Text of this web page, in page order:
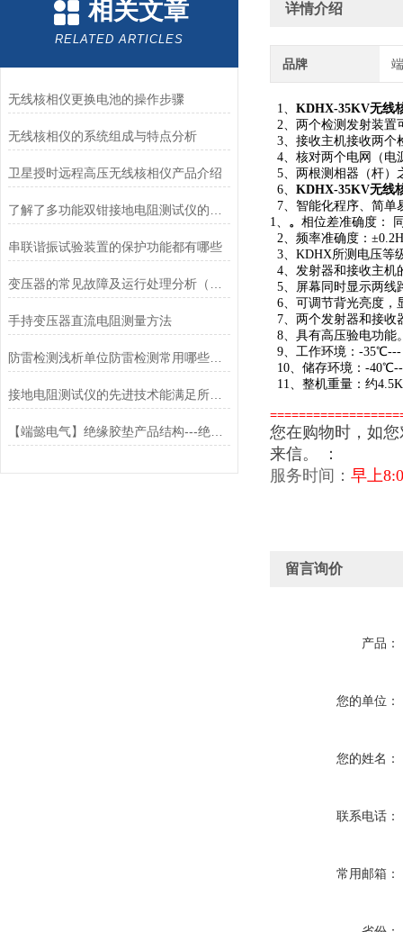
相关文章
RELATED ARTICLES
无线核相仪更换电池的操作步骤
无线核相仪的系统组成与特点分析
卫星授时远程高压无线核相仪产品介绍
串联谐振试验装置的保护功能都有哪些
手持变压器直流电阻测量方法
防雷检测浅析单位防雷检测常用哪些防护方式
接地电阻测试仪的先进技术能满足所有接地测量的要求
详情介绍
品牌
1、 KDHX-35KV无线
2、两个检测发射装置
3、接收主机接收两个
4、核对两个电网（电
5、两根测相器（杆）
6、 KDHX-35KV无线
7、智能化程序、简单
1、 。 相位差准确度：
2、频率准确度：
3、KDHX所测电压等
4、发射器和接收主机
5、屏幕同时显示两线
6、可调节背光亮度，
7、两个发射器和接收
8、具有高压验电功能
9、工作环境：-
10、储存环境：-
11、整机重量：约
您在购物时，如
来信。
：
服务时间： 早上
留言询价
产品：
您的单位：
您的姓名：
联系电话：
常用邮箱：